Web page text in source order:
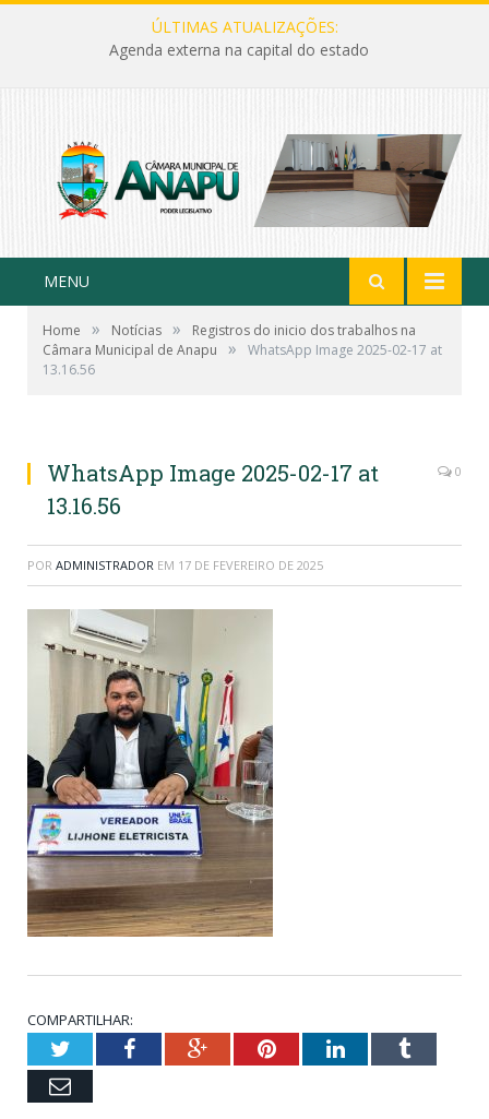
ÚLTIMAS ATUALIZAÇÕES:
Agenda externa na capital do estado
MENU
Home » Notícias »
Registros do inicio dos trabalhos na
Câmara Municipal de Anapu
»
WhatsApp Image 2025-02-17 at
13.16.56
WhatsApp Image 2025-02-17 at
13.16.56
0
POR ADMINISTRADOR EM 17 DE FEVEREIRO DE 2025
COMPARTILHAR:
TwitterFacebookGoogle+PinterestLinkedInTumblr
Email